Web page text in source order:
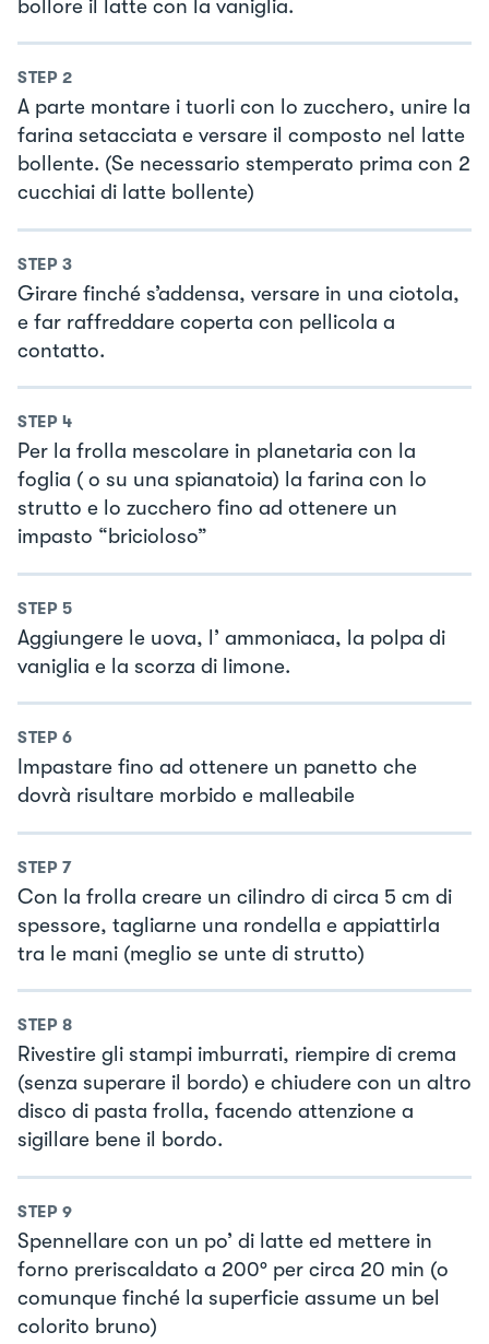
bollore il latte con la vaniglia.
STEP 2
A parte montare i tuorli con lo zucchero, unire la
farina setacciata e versare il composto nel latte
bollente. (Se necessario stemperato prima con 2
cucchiai di latte bollente)
STEP 3
Girare finché s’addensa, versare in una ciotola,
e far raffreddare coperta con pellicola a
contatto.
STEP 4
Per la frolla mescolare in planetaria con la
foglia ( o su una spianatoia) la farina con lo
strutto e lo zucchero fino ad ottenere un
impasto “bricioloso”
STEP 5
Aggiungere le uova, l’ ammoniaca, la polpa di
vaniglia e la scorza di limone.
STEP 6
Impastare fino ad ottenere un panetto che
dovrà risultare morbido e malleabile
STEP 7
Con la frolla creare un cilindro di circa 5 cm di
spessore, tagliarne una rondella e appiattirla
tra le mani (meglio se unte di strutto)
STEP 8
Rivestire gli stampi imburrati, riempire di crema
(senza superare il bordo) e chiudere con un altro
disco di pasta frolla, facendo attenzione a
sigillare bene il bordo.
STEP 9
Spennellare con un po’ di latte ed mettere in
forno preriscaldato a 200° per circa 20 min (o
comunque finché la superficie assume un bel
colorito bruno)